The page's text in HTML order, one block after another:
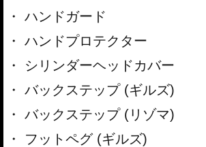
ハンドガード
ハンドプロテクター
シリンダーヘッドカバー
バックステップ (ギルズ)
バックステップ (リゾマ)
フットペグ (ギルズ)